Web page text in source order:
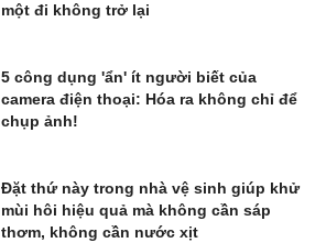
một đi không trở lại
5 công dụng 'ẩn' ít người biết của
camera điện thoại: Hóa ra không chỉ để
chụp ảnh!
Đặt thứ này trong nhà vệ sinh giúp khử
mùi hôi hiệu quả mà không cần sáp
thơm, không cần nước xịt